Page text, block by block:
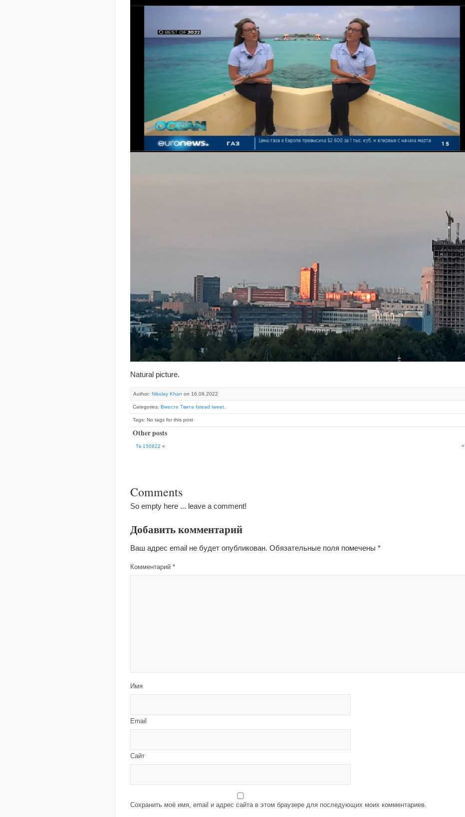
Natural picture.
Author: Nikolay Khan on 16.08.2022
Categories: Вместе Твита Istead tweet.
Tags: No tags for this post
Other posts
Тв 150822 « »
Comments
So empty here ... leave a comment!
Добавить комментарий
Ваш адрес email не будет опубликован. Обязательные поля помечены *
Комментарий *
Имя
Email
Сайт
Сохранить моё имя, email и адрес сайта в этом браузере для последующих моих комментариев.